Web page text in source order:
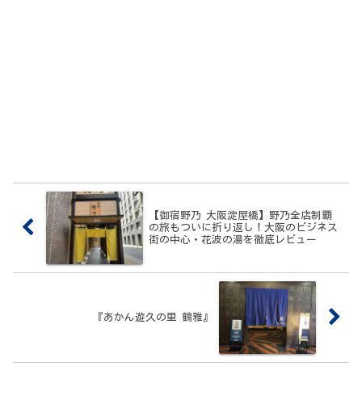
【御宿野乃 大阪淀屋橋】野乃全店制覇
の旅もついに折り返し！大阪のビジネス
街の中心・花波の湯を徹底レビュー
『あかん遊久の里 鶴雅』